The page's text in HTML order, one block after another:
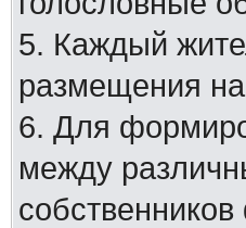
5. Каждый
размещения
6. Для
между